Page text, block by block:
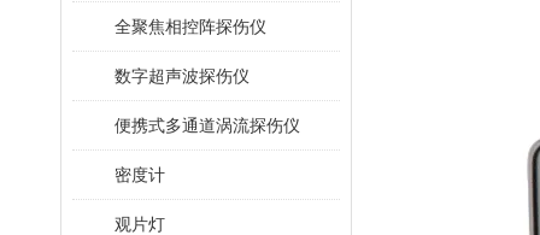
全聚焦相控阵探伤仪
数字超声波探伤仪
便携式多通道涡流探伤仪
密度计
观片灯